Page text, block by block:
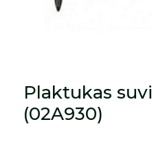
Plaktukas
(02A930)